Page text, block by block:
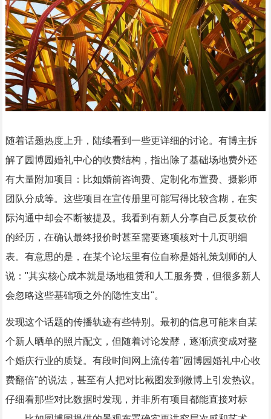
随着话题热度上升，陆续看到一些更详细的讨论。有博主拆
解了园博园婚礼中心的收费结构，指出除了基础场地费外还
有大量附加项目：比如婚前咨询费、定制化布置费、摄影师
团队分成等。这些项目在宣传册里可能写得比较含糊，在实
际沟通中却会不断被提及。我看到有新人分享自己反复砍价
的经历，在确认最终报价时甚至需要逐项核对十几页明细
表。有意思的是，在某个论坛里有位自称是婚礼策划师的人
说："其实核心成本就是场地租赁和人工服务费，但很多新人
会忽略这些基础项之外的隐性支出"。
发现这个话题的传播轨迹有些特别。最初的信息可能来自某
个新人晒单的照片配文，但随着讨论发酵，逐渐演变成对整
个婚庆行业的质疑。有段时间网上流传着"园博园婚礼中心收
费翻倍"的说法，甚至有人把对比截图发到微博上引发热议。
仔细看那些对比数据时发现，并非所有项目都能直接对标